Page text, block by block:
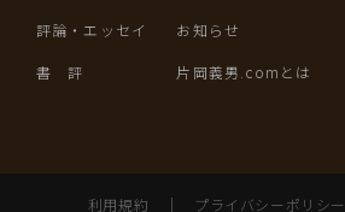
評論・エッセイ
書 評
お知らせ
片岡義男.comとは
利用規約 ｜ プライバシーポリシー